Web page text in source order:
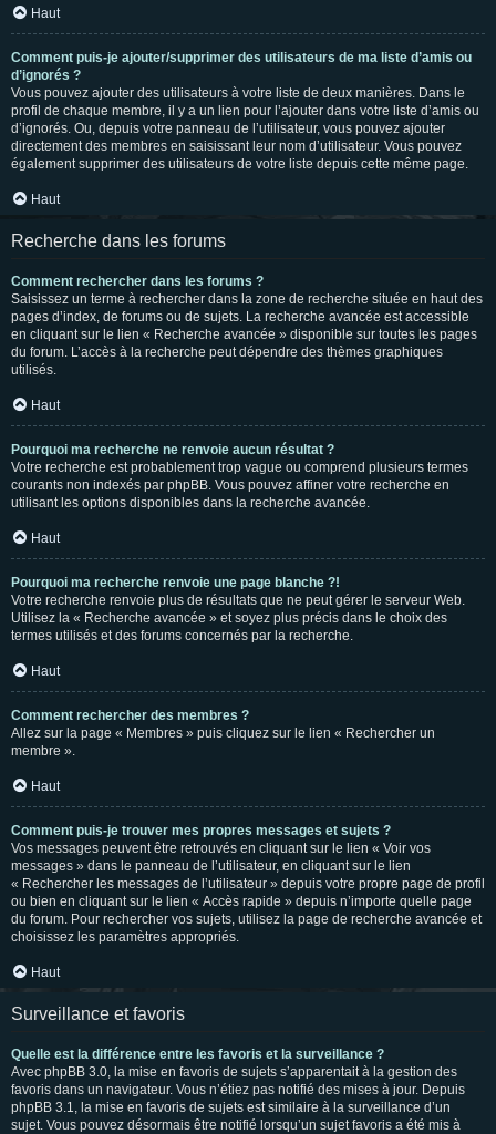
Haut
Comment puis-je ajouter/supprimer des utilisateurs de ma liste d’amis ou
d’ignorés ?
Vous pouvez ajouter des utilisateurs à votre liste de deux manières. Dans le
profil de chaque membre, il y a un lien pour l’ajouter dans votre liste d’amis ou
d’ignorés. Ou, depuis votre panneau de l’utilisateur, vous pouvez ajouter
directement des membres en saisissant leur nom d’utilisateur. Vous pouvez
également supprimer des utilisateurs de votre liste depuis cette même page.
Haut
Recherche dans les forums
Comment rechercher dans les forums ?
Saisissez un terme à rechercher dans la zone de recherche située en haut des
pages d’index, de forums ou de sujets. La recherche avancée est accessible
en cliquant sur le lien « Recherche avancée » disponible sur toutes les pages
du forum. L’accès à la recherche peut dépendre des thèmes graphiques
utilisés.
Haut
Pourquoi ma recherche ne renvoie aucun résultat ?
Votre recherche est probablement trop vague ou comprend plusieurs termes
courants non indexés par phpBB. Vous pouvez affiner votre recherche en
utilisant les options disponibles dans la recherche avancée.
Haut
Pourquoi ma recherche renvoie une page blanche ?!
Votre recherche renvoie plus de résultats que ne peut gérer le serveur Web.
Utilisez la « Recherche avancée » et soyez plus précis dans le choix des
termes utilisés et des forums concernés par la recherche.
Haut
Comment rechercher des membres ?
Allez sur la page « Membres » puis cliquez sur le lien « Rechercher un
membre ».
Haut
Comment puis-je trouver mes propres messages et sujets ?
Vos messages peuvent être retrouvés en cliquant sur le lien « Voir vos
messages » dans le panneau de l’utilisateur, en cliquant sur le lien
« Rechercher les messages de l’utilisateur » depuis votre propre page de profil
ou bien en cliquant sur le lien « Accès rapide » depuis n’importe quelle page
du forum. Pour rechercher vos sujets, utilisez la page de recherche avancée et
choisissez les paramètres appropriés.
Haut
Surveillance et favoris
Quelle est la différence entre les favoris et la surveillance ?
Avec phpBB 3.0, la mise en favoris de sujets s’apparentait à la gestion des
favoris dans un navigateur. Vous n’étiez pas notifié des mises à jour. Depuis
phpBB 3.1, la mise en favoris de sujets est similaire à la surveillance d’un
sujet. Vous pouvez désormais être notifié lorsqu’un sujet favoris a été mis à